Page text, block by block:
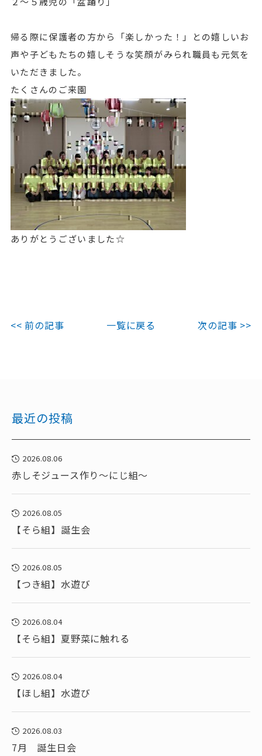
帰る際に保護者の方から「楽しかった！」との嬉しいお
声や子どもたちの嬉しそうな笑顔がみられ職員も元気を
いただきました。
たくさんのご来園
ありがとうございました☆
<< 前の記事 一覧に戻る 次の記事 >>
最近の投稿
2026.08.06
赤しそジュース作り～にじ組～
2026.08.05
【そら組】誕生会
2026.08.05
【つき組】水遊び
2026.08.04
【そら組】夏野菜に触れる
2026.08.04
【ほし組】水遊び
2026.08.03
7月 誕生日会